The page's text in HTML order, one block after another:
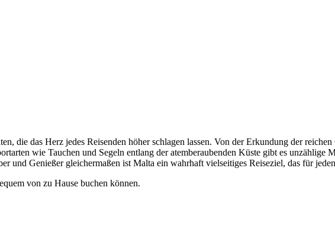
die das Herz jedes Reisenden höher schlagen lassen. Von der Erkundung der
wie Tauchen und Segeln entlang der atemberaubenden Küste gibt es
Genießer gleichermaßen ist Malta ein wahrhaft vielseitiges Reiseziel, das für
von zu Hause buchen können.